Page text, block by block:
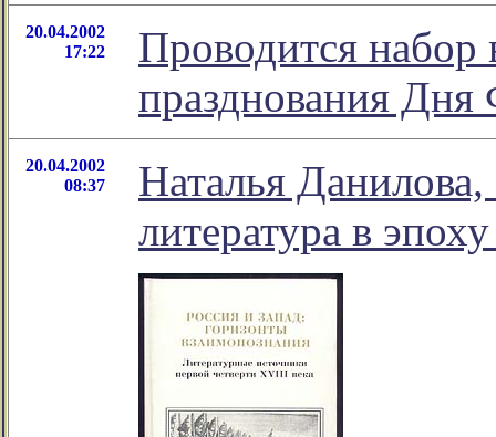
20.04.2002
17:22
Проводится набор
празднования Дня
20.04.2002
08:37
Наталья
литература в